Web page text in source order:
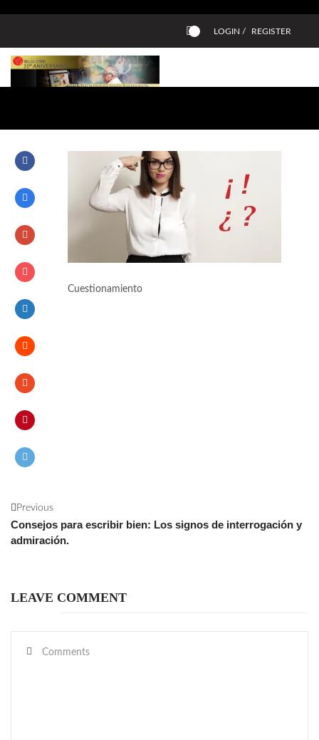
LOGIN / REGISTER
Cuestionamiento
Previous
Consejos para escribir bien: Los signos de interrogación y
admiración.
LEAVE COMMENT